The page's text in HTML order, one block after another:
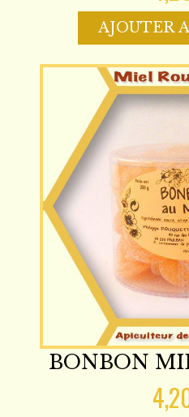
AJOUTER
BONBON